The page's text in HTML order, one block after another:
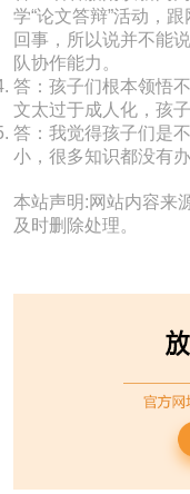
学“论文答辩”活动，
回事，所以说并不能
队协作能力。
答：孩子们根本领悟
文太过于成人化，孩
答：我觉得孩子们是
小，很多知识都没有
本站声明:网站内容来
及时删除处理。